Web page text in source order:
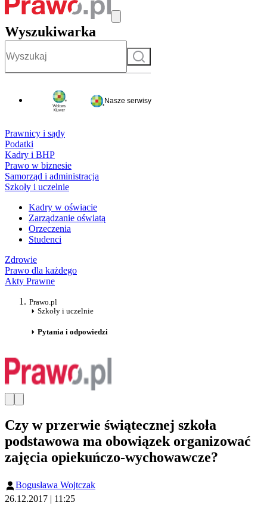
Wyszukiwarka
Szukaj
Nasze serwisy
Prawnicy i sądy
Podatki
Kadry i BHP
Prawo w biznesie
Samorząd i administracja
Szkoły i uczelnie
Kadry w oświacie
Zarządzanie oświatą
Orzeczenia
Studenci
Zdrowie
Prawo dla każdego
Akty Prawne
Prawo.pl
Szkoły i uczelnie
Pytania i odpowiedzi
Czy w przerwie świątecznej szkoła
podstawowa ma obowiązek organizować
zajęcia opiekuńczo-wychowawcze?
Bogusława Wojtczak
26.12.2017 | 11:25